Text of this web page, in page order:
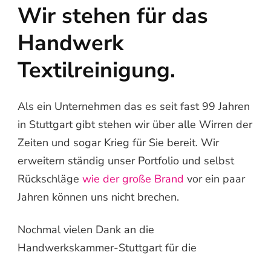
Wir stehen für das
Handwerk
Textilreinigung.
Als ein Unternehmen das es seit fast 99 Jahren
in Stuttgart gibt stehen wir über alle Wirren der
Zeiten und sogar Krieg für Sie bereit. Wir
erweitern ständig unser Portfolio und selbst
Rückschläge wie der große Brand vor ein paar
Jahren können uns nicht brechen.
Nochmal vielen Dank an die
Handwerkskammer-Stuttgart für die